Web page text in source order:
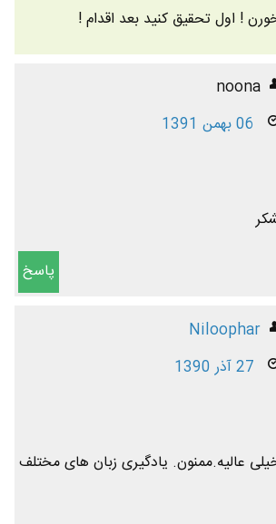
! اول تحقیق کنید بعد اقدام !
noona
06 بهمن 1391
پاسخ
Niloophar
27 آذر 1390
عالیه.ممنون. یادگیری زبان های مختلف